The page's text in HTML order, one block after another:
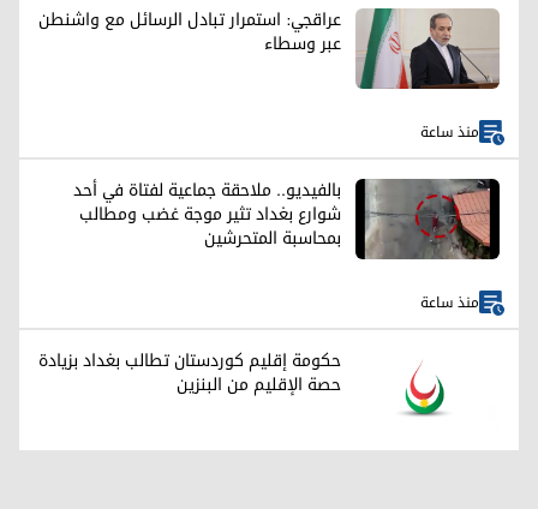
عراقجي: استمرار تبادل الرسائل مع واشنطن
عبر وسطاء
منذ ساعة
بالفيديو.. ملاحقة جماعية لفتاة في أحد
شوارع بغداد تثير موجة غضب ومطالب
بمحاسبة المتحرشين
منذ ساعة
حكومة إقليم كوردستان تطالب بغداد بزيادة
حصة الإقليم من البنزين